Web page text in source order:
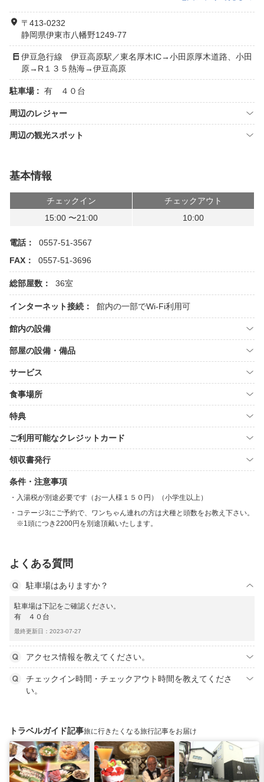
〒413-0232
静岡県伊東市八幡野1249-77
伊豆急行線 伊豆高原駅／東名厚木IC→小田原厚木道路、小田
原→R１３５熱海→伊豆高原
駐車場 : 有 ４０台
周辺のレジャー
周辺の観光スポット
基本情報
チェックイン
チェックアウト
15:00 〜21:00
10:00
電話：
0557-51-3567
FAX：
0557-51-3696
総部屋数： 36室
インターネット接続： 館内の一部でWi-Fi利用可
館内の設備
部屋の設備・備品
サービス
食事場所
特典
ご利用可能なクレジットカード
領収書発行
条件・注意事項
入湯税が別途必要です（お一人様１５０円）（小学生以上）
コテージ3にご予約で、ワンちゃん連れの方は犬種と頭数をお教え下さい。
※1頭につき2200円を別途頂戴いたします。
よくある質問
駐車場はありますか？
駐車場は下記をご確認ください。
有 ４０台
最終更新日：2023-07-27
アクセス情報を教えてください。
チェックイン時間・チェックアウト時間を教えてくださ
い。
トラベルガイド記事旅に行きたくなる旅行記事をお届け